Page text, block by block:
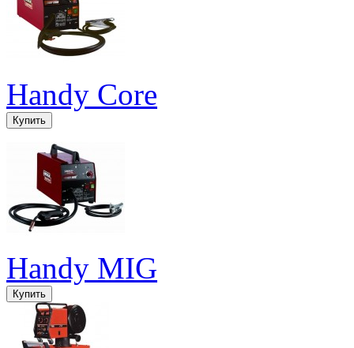
Handy Core
Handy MIG